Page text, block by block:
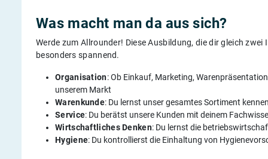
Was macht man da aus sich?
Werde zum Allrounder! Diese Ausbildung, die dir gleich
besonders spannend.
Organisation: Ob Einkauf, Marketing,
unserem Markt
Warenkunde: Du lernst unser gesamtes Sortiment
Service: Du berätst unsere Kunden mit deinem
Wirtschaftliches Denken: Du lernst die
Hygiene: Du kontrollierst die Einhaltung von